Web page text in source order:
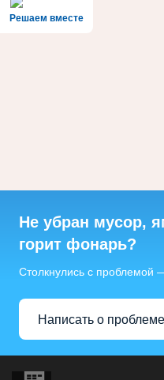
Решаем вместе
Не убран мусор,
горит фонарь?
Столкнулись с проблемой
Написать о проблеме